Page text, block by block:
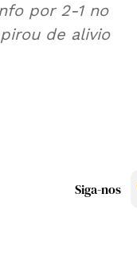
por 2-1 no
de alivio
Siga-nos